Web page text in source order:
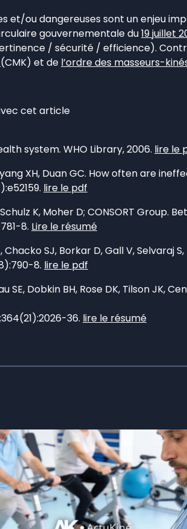
et/ou dangereuses sont un enjeu
gouvernementale du19 juillet
/ sécurité / efficience).
(CMK) et de l’ordre des masseurs-
cet article
system. WHO Library, 2006. lire le
XH, Duan GC. How often are
lire le pdf
Schulz K, Moher D; CONSORT
8. Lire le résumé
SJ, Borkar D, Gall V, Selvaraj
8. lire le pdf
SE, Dobkin BH, Rose DK, Tilson JK,
36. lire le résumé